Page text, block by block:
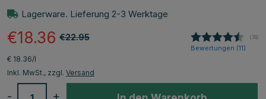
Lagerware. Lieferung 2-3 Werktage
€22.95
€18.36 (74)
Bewertungen (11)
€ 18.36/l
Inkl. MwSt., zzgl. Versand
+
-